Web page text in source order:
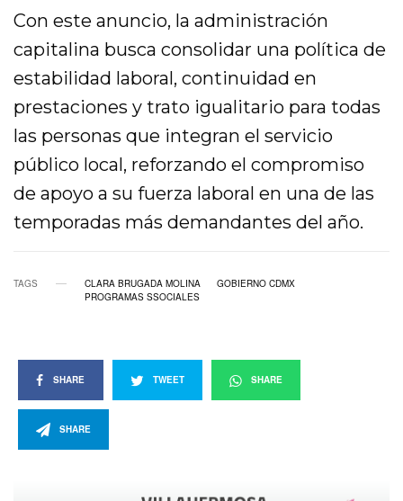
Con este anuncio, la administración
capitalina busca consolidar una política de
estabilidad laboral, continuidad en
prestaciones y trato igualitario para todas
las personas que integran el servicio
público local, reforzando el compromiso
de apoyo a su fuerza laboral en una de las
temporadas más demandantes del año.
TAGS CLARA BRUGADA MOLINA
GOBIERNO CDMX
PROGRAMAS SSOCIALES
SHARE TWEET SHARE
SHARE